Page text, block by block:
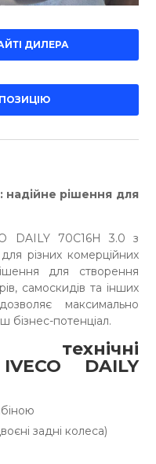
ДИЛЕРА
надійне рішення для
DAILY 70C16H 3.0 з
різних комерційних
для створення
самоскидів та інших
максимально
бізнес-потенціал.
DAILY
задні колеса)